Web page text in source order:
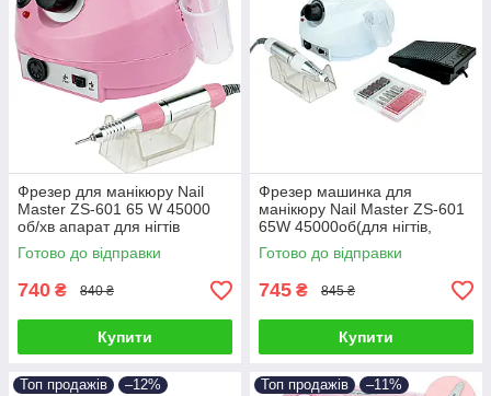
Фрезер для манікюру Nail
Master ZS-601 65 W 45000
об/хв апарат для нігтів
манікюрний фрейзер DM 202
+ олія
Готово до відправки
740 ₴ 840 ₴
Купити
Фрезер машинка для
манікюру Nail Master ZS-601
65W 45000об(для нігтів,
шліфування лаку, makeup,
насадки фрези)
Готово до відправки
745 ₴ 845 ₴
Купити
Топ продажів –12% Топ продажів –11%